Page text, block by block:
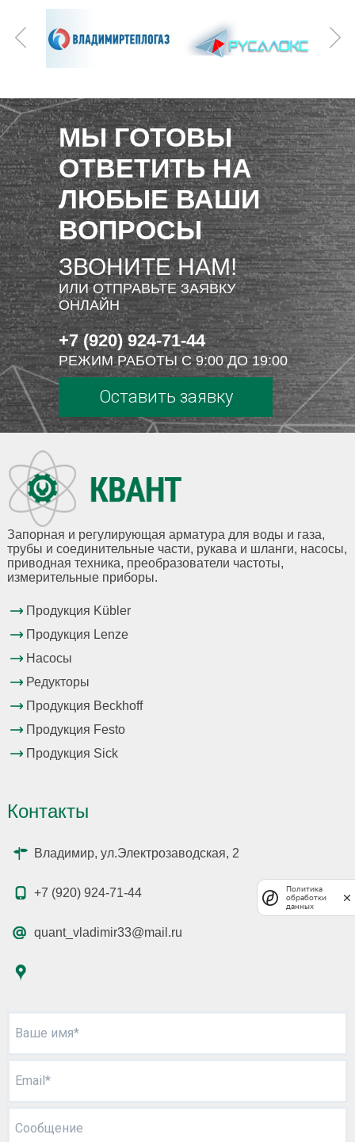
МЫ ГОТОВЫ
ОТВЕТИТЬ НА
ЛЮБЫЕ ВАШИ
ВОПРОСЫ
ЗВОНИТЕ НАМ!
ИЛИ ОТПРАВЬТЕ ЗАЯВКУ
ОНЛАЙН
+7 (920) 924-71-44
РЕЖИМ РАБОТЫ С 9:00 ДО 19:00
Оставить заявку
Запорная и регулирующая арматура для воды и газа,
трубы и соединительные части, рукава и шланги, насосы,
приводная техника, преобразователи частоты,
измерительные приборы.
Продукция Kübler
Продукция Lenze
Насосы
Редукторы
Продукция Beckhoff
Продукция Festo
Продукция Sick
Контакты
Владимир, ул.Электрозаводская, 2
+7 (920) 924-71-44
quant_vladimir33@mail.ru
Ваше имя*
Email*
Сообщение
Политика
обработки
данных